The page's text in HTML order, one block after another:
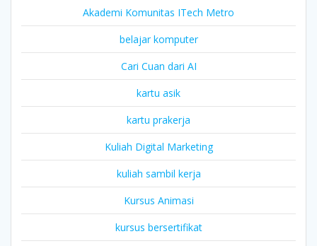
Akademi Komunitas ITech Metro
belajar komputer
Cari Cuan dari AI
kartu asik
kartu prakerja
Kuliah Digital Marketing
kuliah sambil kerja
Kursus Animasi
kursus bersertifikat